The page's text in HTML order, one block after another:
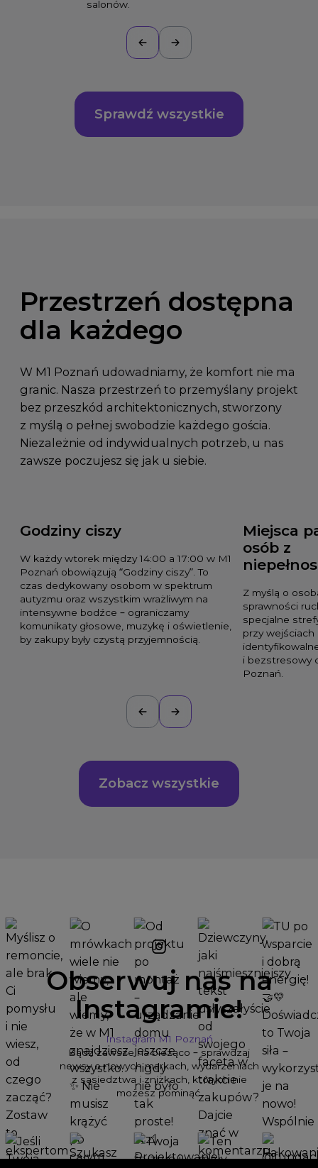
salonów.
Sprawdź wszystkie
Przestrzeń dostępna
dla każdego
W M1 Poznań udowadniamy, że komfort nie ma
granic. Nasza przestrzeń to przemyślany projekt
bez przeszkód architektonicznych, stworzony
z myślą o pełnej swobodzie każdego gościa.
Niezależnie od indywidualnych potrzeb, u nas
zawsze poczujesz się jak u siebie.
Godziny ciszy
W każdy wtorek między 14:00 a 17:00 w M1
Poznań obowiązują “Godziny ciszy”. To
czas dedykowany osobom w spektrum
autyzmu oraz wszystkim wrażliwym na
intensywne bodźce – ograniczamy
komunikaty głosowe, muzykę i oświetlenie,
by zakupy były czystą przyjemnością.
Miejsca
osób z
Z myślą o
sprawności
specjalne
przy wejściach
i bezstresowy
Poznań.
Zobacz wszystkie
Obserwuj nas na
Instagramie!
Instagram M1 Poznań
Bądź zawsze na bieżąco – sprawdzaj
newsy o nowych markach, wydarzeniach
z sąsiedztwa i zniżkach, których nie
możesz pominąć.